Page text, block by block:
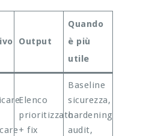
Output
Quando
è più
utile
Elenco
prioritizzato
+ fix
Baseline
sicurezza,
hardening,
audit,